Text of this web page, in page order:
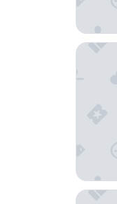
Palm
Garden